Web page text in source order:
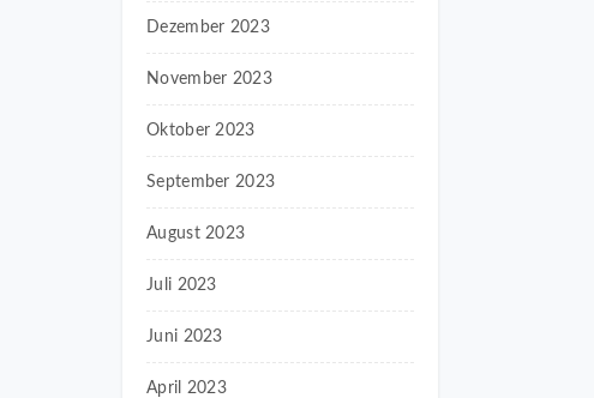
Dezember 2023
November 2023
Oktober 2023
September 2023
August 2023
Juli 2023
Juni 2023
April 2023